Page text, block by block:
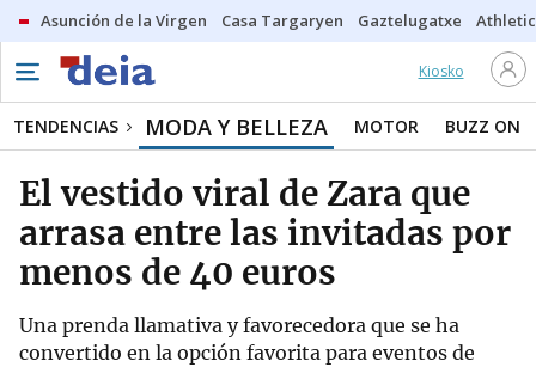
Asunción de la Virgen Casa Targaryen Gaztelugatxe Athletic
Kiosko
TENDENCIAS MODA Y BELLEZA MOTOR BUZZ ON
El vestido viral de Zara que
arrasa entre las invitadas por
menos de 40 euros
Una prenda llamativa y favorecedora que se ha
convertido en la opción favorita para eventos de